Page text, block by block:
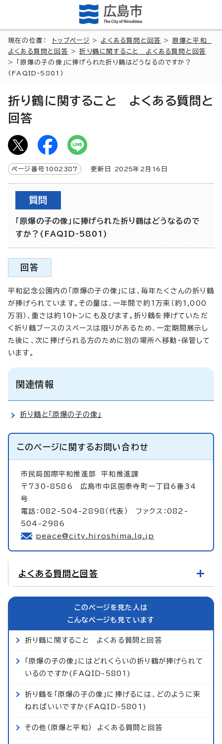
現在の位置： トップページ > よくある質問と回答 > 原爆と平和
よくある質問と回答
>折り鶴に関すること よくある質問と回答
> 「原爆の子の像」に捧げられた折り鶴はどうなるのですか？
(FAQID-5801)
折り鶴に関すること よくある質問と
回答
ページ番号 1002387 更新日 2025年2月 16 日
質問
「原爆の子の像」に捧げられた折り鶴はどうなるので
すか？(FAQID-5801)
回答
平和記念公園内の「原爆の子の像」には、毎年たくさんの折り鶴
が捧げられています。その量は、一年間で約1万束（約1,000
万羽）、重さは約10トンにも及びます。折り鶴を捧げていただ
く折り鶴ブースのスペースは限りがあるため、一定期間展示し
た後に、次に捧げられる方のために別の場所へ移動・保管して
います。
関連情報
折り鶴と「原爆の子の像」
このページに関するお問い合わせ
市民局国際平和推進部平和推進課
〒730-8586 広島市中区国泰寺町一丁目6番34
号
電話：082-504-2898（代表） ファクス：082-
504-2986
peace@city.hiroshima.lg.jp
よくある質問と回答
このページを見た人は
こんなページも見ています
折り鶴に関すること よくある質問と回答
「原爆の子の像」にはどれくらいの折り鶴が捧げられて
いるのですか(FAQID-5801)
折り鶴を「原爆の子の像」に捧げるには、どのように束
ねればいいですか(FAQID-5801)
その他（原爆と平和） よくある質問と回答